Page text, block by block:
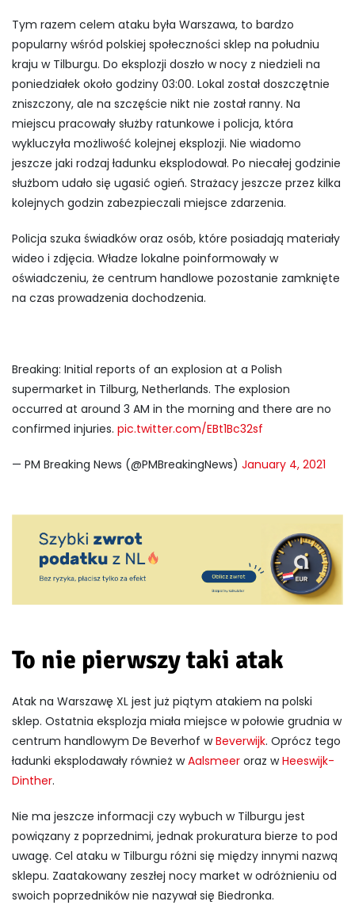
Tym razem celem ataku była Warszawa, to bardzo
popularny wśród polskiej społeczności sklep na południu
kraju w Tilburgu. Do eksplozji doszło w nocy z niedzieli na
poniedziałek około godziny 03:00. Lokal został doszczętnie
zniszczony, ale na szczęście nikt nie został ranny. Na
miejscu pracowały służby ratunkowe i policja, która
wykluczyła możliwość kolejnej eksplozji. Nie wiadomo
jeszcze jaki rodzaj ładunku eksplodował. Po niecałej godzinie
służbom udało się ugasić ogień. Strażacy jeszcze przez kilka
kolejnych godzin zabezpieczali miejsce zdarzenia.
Policja szuka świadków oraz osób, które posiadają materiały
wideo i zdjęcia. Władze lokalne poinformowały w
oświadczeniu, że centrum handlowe pozostanie zamknięte
na czas prowadzenia dochodzenia.
Breaking: Initial reports of an explosion at a Polish
supermarket in Tilburg, Netherlands. The explosion
occurred at around 3 AM in the morning and there are no
confirmed injuries. pic.twitter.com/EBt1Bc32sf
— PM Breaking News (@PMBreakingNews) January 4, 2021
To nie pierwszy taki atak
Atak na Warszawę XL jest już piątym atakiem na polski
sklep. Ostatnia eksplozja miała miejsce w połowie grudnia w
centrum handlowym De Beverhof wBeverwijk. Oprócz tego
ładunki eksplodawały również wAalsmeer oraz wHeeswijk-
Dinther.
Nie ma jeszcze informacji czy wybuch w Tilburgu jest
powiązany z poprzednimi, jednak prokuratura bierze to pod
uwagę. Cel ataku w Tilburgu różni się między innymi nazwą
sklepu. Zaatakowany zeszłej nocy market w odróżnieniu od
swoich poprzedników nie nazywał się Biedronka.